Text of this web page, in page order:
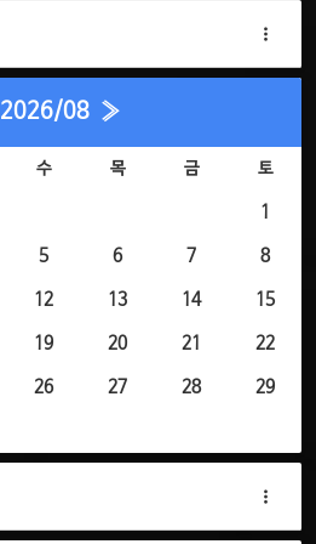
2026/08 »
수 목 금 토
1
5 6 7 8
12 13 14 15
19 20 21 22
26 27 28 29